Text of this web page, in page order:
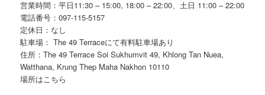
営業時間：平日11:30 – 15:00, 18:00 – 22:00、土日 11:00 – 22:00
電話番号：097-115-5157
定休日：なし
駐車場： The 49 Terraceにて有料駐車場あり
住所：The 49 Terrace Soi Sukhumvit 49, Khlong Tan Nuea,
Watthana, Krung Thep Maha Nakhon 10110
場所はこちら